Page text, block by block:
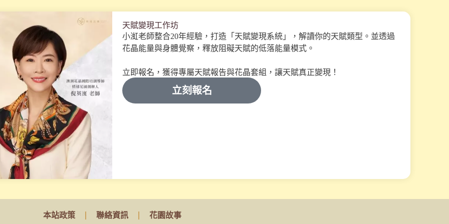
天賦變現工作坊
小渱老師整合20年經驗，打造「天賦變現系統」，解讀你的天賦類型。並透過
花晶能量與身體覺察，釋放阻礙天賦的低落能量模式。
立即報名，獲得專屬天賦報告與花晶套組，讓天賦真正變現！
立刻報名
本站政策 聯絡資訊 花園故事